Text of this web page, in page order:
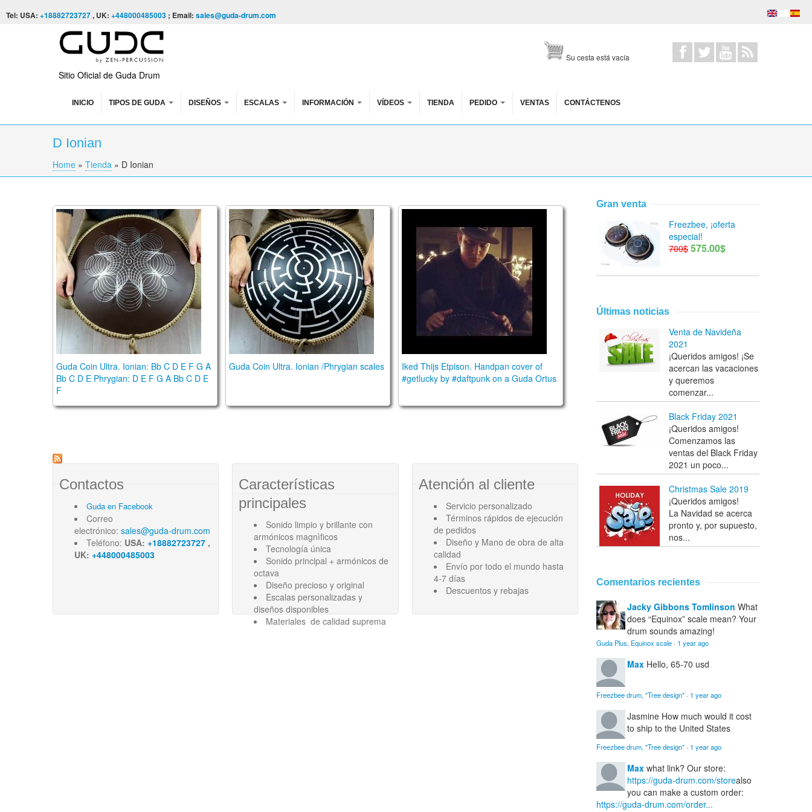
Tel: USA: +18882723727, UK: +448000485003 ; Email: sales@guda-drum.com
Sitio Oficial de Guda Drum
Su cesta está vacía
INICIO TIPOS DE GUDA DISEÑOS ESCALAS INFORMACIÓN VÍDEOS TIENDA PEDIDO VENTAS CONTÁCTENOS
D Ionian
You are here
Home » Tienda » D Ionian
Guda Coin Ultra. Ionian: Bb C D E F G A Bb C D E Phrygian: D E F G A Bb C D E F
Guda Coin Ultra. Ionian: Bb C D E F G A
Bb C D E Phrygian: D E F G A Bb C D E
F
Guda Coin Ultra. Ionian /Phrygian scales
Guda Coin Ultra. Ionian /Phrygian scales
Iked Thijs Etpison. Handpan cover of #getlucky by #daftpunk on a Guda Ortus
Iked Thijs Etpison. Handpan cover of
#getlucky by #daftpunk on a Guda Ortus
Contactos
Guda en Facebook
Correo
electrónico: sales@guda-drum.com
Teléfono: USA: +18882723727 ,
UK: +448000485003
Características
principales
Sonido limpio y brillante con
armónicos magnìficos
Tecnología única
Sonido principal + armónicos de
octava
Diseño precioso y original
Escalas personalizadas y
diseños disponibles
Materiales de calidad suprema
Atención al cliente
Servicio personalizado
Términos rápidos de ejecución
de pedidos
Diseño y Mano de obra de alta
calidad
Envío por todo el mundo hasta
4-7 días
Descuentos y rebajas
Gran venta
Freezbee, ¡oferta
especial!
700$ 575.00$
Últimas noticias
Venta de Navideña
2021
¡Queridos amigos! ¡Se
acercan las vacaciones
y queremos
comenzar...
Black Friday 2021
¡Queridos amigos!
Comenzamos las
ventas del Black Friday
2021 un poco...
Christmas Sale 2019
¡Queridos amigos!
La Navidad se acerca
pronto y, por supuesto,
nos...
Comentarios recientes
Jacky Gibbons Tomlinson What
does “Equinox” scale mean? Your
drum sounds amazing!
Guda Plus, Equinox scale · 1 year ago
Max Hello, 65-70 usd
Freezbee drum, "Tree design" · 1 year ago
Jasmine How much would it cost
to ship to the United States
Freezbee drum, "Tree design" · 1 year ago
Max what link? Our store:
https://guda-drum.com/storealso
you can make a custom order:
https://guda-drum.com/order...